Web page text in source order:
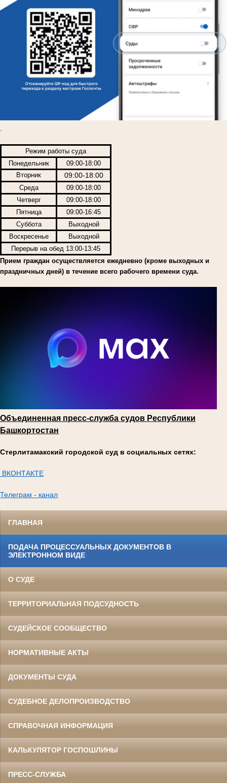
Режим работы суда
Понедельник
09:00-18:00
Вторник
09:00-18:00
Среда
09:00-18:00
Четверг
09:00-18:00
Пятница
09:00-16:45
Суббота
Выходной
Воскресенье
Выходной
Перерыв на обед 13:00-13:45
Прием граждан осуществляется ежедневно (кроме выходных и
праздничных дней) в течение всего рабочего времени суда.
Объединенная пресс-служба судов Республики
Башкортостан
Стерлитамакский городской суд в социальных сетях:
ВКОНТАКТЕ
Телеграм - канал
ГЛАВНАЯ
ПОДАЧА ПРОЦЕССУАЛЬНЫХ ДОКУМЕНТОВ В
ЭЛЕКТРОННОМ ВИДЕ
О СУДЕ
ТЕРРИТОРИАЛЬНАЯ ПОДСУДНОСТЬ
СУДЕЙСКОЕ СООБЩЕСТВО
НОРМАТИВНЫЕ АКТЫ
ДОКУМЕНТЫ СУДА
СУДЕБНОЕ ДЕЛОПРОИЗВОДСТВО
СПРАВОЧНАЯ ИНФОРМАЦИЯ
КАЛЬКУЛЯТОР ГОСПОШЛИНЫ
ПРЕСС-СЛУЖБА